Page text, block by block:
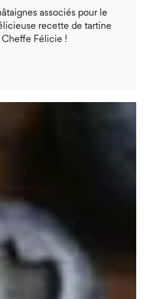
associés pour le
recette de tartine
Félicie !